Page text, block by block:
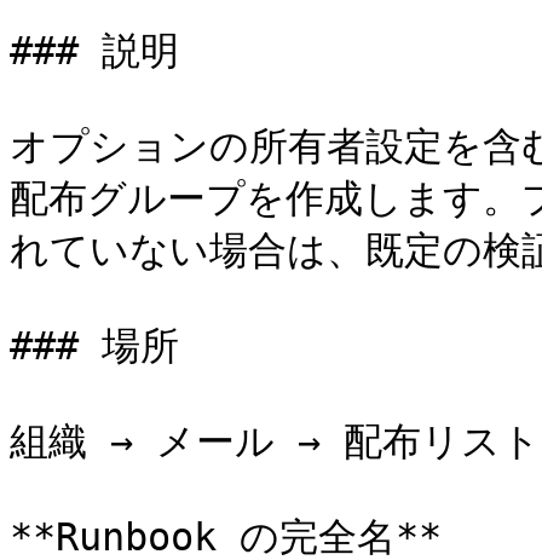
### 説明
オプションの所有者設定を
配布グループを作成します
れていない場合は、既定の
### 場所
組織 → メール → 配布リスト
**Runbook の完全名**